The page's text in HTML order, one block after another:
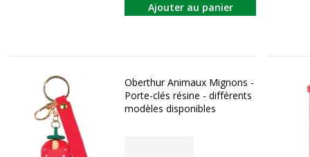
Ajouter au panier
Oberthur Animaux Mignons -
Porte-clés résine - différents
modèles disponibles